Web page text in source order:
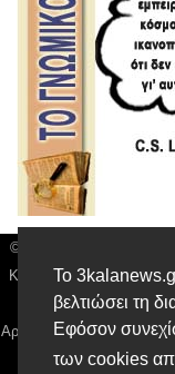
Το
βελτιώσει τη
Εφόσον
των cookies
© 3kala News |
Καρδίτσας, Υπο/μα
24310
Αρ. Γεμή: 018804431000,
Παναγιώτης Φιλίππου,